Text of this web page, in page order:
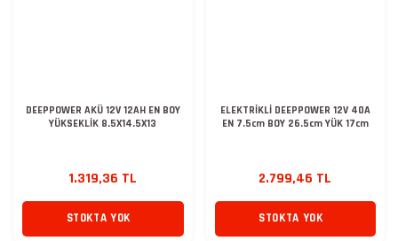
DEEPPOWER AKÜ 12V 12AH EN BOY
YÜKSEKLİK 8.5X14.5X13
1.319,36 TL
STOKTA YOK
ELEKTRİKLİ DEEPPOWER 12V 40A
EN 7.5cm BOY 26.5cm YÜK 17cm
2.799,46 TL
STOKTA YOK